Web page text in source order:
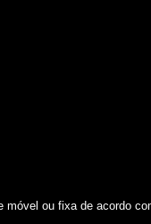
móvel ou fixa de acordo